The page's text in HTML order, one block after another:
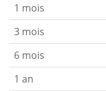
1 mois
3 mois
6 mois
1 an